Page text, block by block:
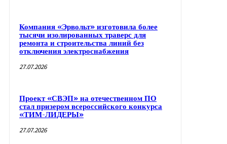
Компания «Эрвольт» изготовила более
тысячи изолированных траверс для
ремонта и строительства линий без
отключения электроснабжения
27.07.2026
Проект «СВЭП» на отечественном ПО
стал призером всероссийского конкурса
«ТИМ-ЛИДЕРЫ»
27.07.2026